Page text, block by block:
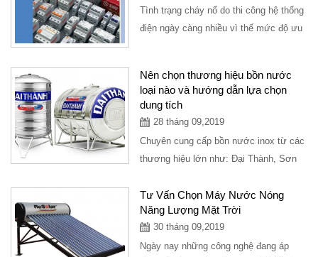
Tình trạng cháy nổ do thi công hệ thống
điện ngày càng nhiều vì thế mức độ ưu
Nên chọn thương hiệu bồn nước
loại nào và hướng dẫn lựa chọn
dung tích
28 tháng 09,2019
Chuyên cung cấp bồn nước inox từ các
thương hiệu lớn như: Đại Thành, Sơn
giao...
Tư Vấn Chọn Máy Nước Nóng
Năng Lượng Mặt Trời
30 tháng 09,2019
Ngày nay những công nghệ đang áp